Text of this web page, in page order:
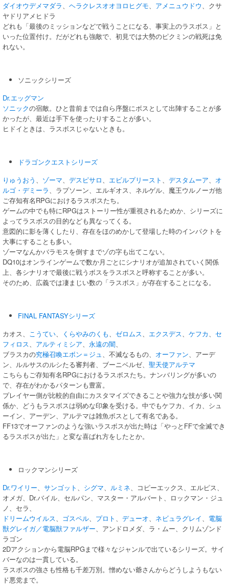
ダイオウデメマダラ、 ヘラクレスオオヨロヒグモ、 アメニュウドウ、クサ
ヤドリアメヒドラ
どれも「最後のミッションなどで戦うことになる、事実上のラスボス」と
いった位置付け。だがどれも強敵で、初見では大勢のピクミンの戦死は免
れない。
ソニックシリーズ
Dr.エッグマン
ソニックの宿敵。ひと昔前までは自ら序盤にボスとして出陣することが多
かったが、最近は手下を使ったりすることが多い。
ヒドイときは、ラスボスじゃないときも。
ドラゴンクエストシリーズ
りゅうおう 、 ゾーマ、 デスピサロ、 エビルプリースト 、 デスタムーア、 オ
ルゴ・デミーラ、ラプソーン、エルギオス、ネルゲル、魔王ウルノーガ他
ご存知有名RPGにおけるラスボスたち。
ゲームの中でも特にRPGはストーリー性が重視されるためか、シリーズに
よってラスボスの目的なども異なってくる。
意図的に影を薄くしたり、存在をほのめかして登場した時のインパクトを
大事にすることも多い。
ゾーマなんかバラモスを倒すまでゾの字も出てこない。
DQ10はオンラインゲームで数か月ごとにシナリオが追加されていく関係
上、各シナリオで最後に戦うボスをラスボスと呼称することが多い。
そのため、広義では凄まじい数の「ラスボス」が存在することになる。
FINAL FANTASYシリーズ
カオス、 こうてい、 くらやみのくも、 ゼロムス、 エクスデス、 ケフカ、 セ
フィロス、 アルティミシア、 永遠の闇、
ブラスカの究極召喚エボン＝ジュ、不滅なるもの、 オーファン、アーデ
ン、ルルサスのルシたる審判者、ブーニベルゼ、 聖天使アルテマ
こちらもご存知有名RPGにおけるラスボスたち。ナンバリングが多いの
で、存在がわかるパターンも豊富。
プレイヤー側が比較的自由にカスタマイズできることや強力な技が多い関
係か、どうもラスボスは弱めな印象を受ける。中でもケフカ、イカ、シュ
ーイン、アーデン、アルテマは雑魚ボスとして有名である。
FF13でオーファンのような強いラスボスが出た時は「やっとFFで全滅でき
るラスボスが出た」と変な喜ばれ方をしたとか。
ロックマンシリーズ
Dr.ワイリー、 サンゴット 、 シグマ、 ルミネ、コピーエックス、エルピス、
オメガ、Dr.バイル、セルパン、マスター・アルバート、ロックマン・ジュ
ノ、セラ、
ドリームウイルス、 ゴスペル、 プロト 、 デューオ、 ネビュラグレイ、 電脳
獣グレイガ／電脳獣ファルザー、アンドロメダ、ラ・ムー、クリムゾンド
ラゴン
2Dアクションから電脳RPGまで様々なジャンルで出ているシリーズ。サイ
バーなのは一貫している。
ラスボスの強さも性格も千差万別。憎めない爺さんからどうしようもない
ド悪党まで。